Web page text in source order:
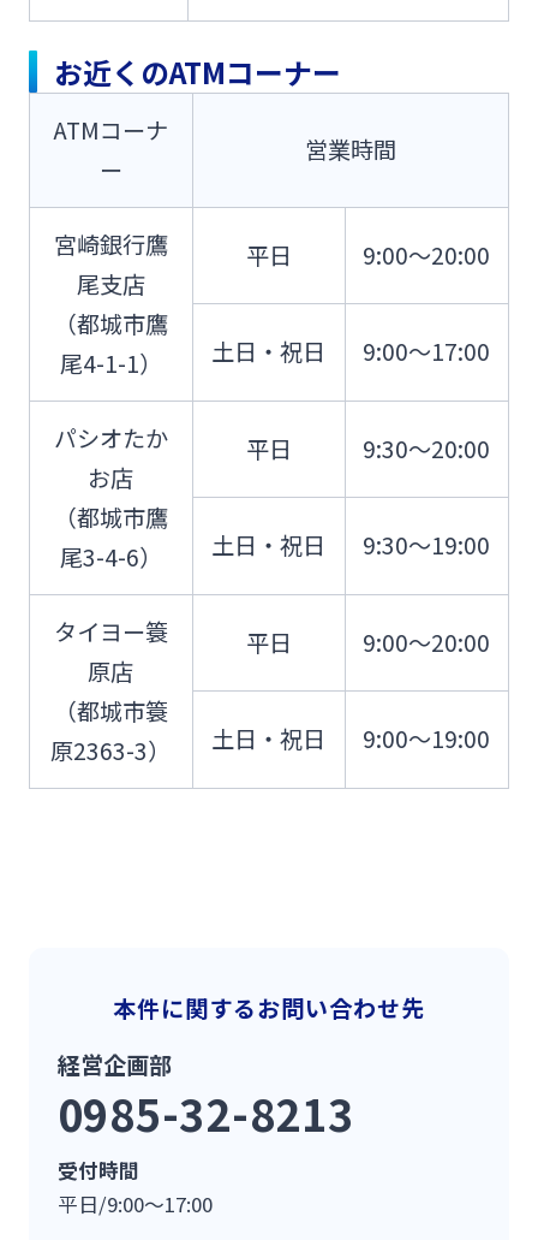
法人・個人事業主のお客さま
株主・投資家の皆さま
宮崎銀行について
ニュースリリース一覧
お問い合わせ先一覧
お近くのATMコーナー
ATMコーナ
ー
営業時間
宮崎銀行鷹
尾支店
（都城市鷹
尾4-1-1）
平日 9:00～20:00
土日・祝日 9:00～17:00
パシオたか
お店
（都城市鷹
尾3-4-6）
平日 9:30～20:00
土日・祝日 9:30～19:00
タイヨー簑
原店
（都城市簑
原2363-3）
平日 9:00～20:00
土日・祝日 9:00～19:00
本件に関するお問い合わせ先
経営企画部
0985-32-8213
受付時間
平日/9:00～17:00